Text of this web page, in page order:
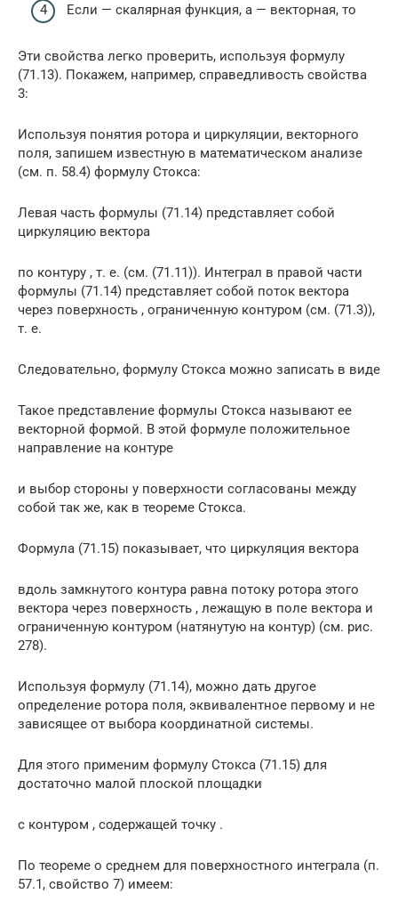
Если — скалярная функция, а — векторная, то
Эти свойства легко проверить, используя формулу
(71.13). Покажем, например, справедливость свойства
3:
Используя понятия ротора и циркуляции, векторного
поля, запишем известную в математическом анализе
(см. п. 58.4) формулу Стокса:
Левая часть формулы (71.14) представляет собой
циркуляцию вектора
по контуру , т. е. (см. (71.11)). Интеграл в правой части
формулы (71.14) представляет собой поток вектора
через поверхность , ограниченную контуром (см. (71.3)),
т. е.
Следовательно, формулу Стокса можно записать в виде
Такое представление формулы Стокса называют ее
векторной формой. В этой формуле положительное
направление на контуре
и выбор стороны у поверхности согласованы между
собой так же, как в теореме Стокса.
Формула (71.15) показывает, что циркуляция вектора
вдоль замкнутого контура равна потоку ротора этого
вектора через поверхность , лежащую в поле вектора и
ограниченную контуром (натянутую на контур) (см. рис.
278).
Используя формулу (71.14), можно дать другое
определение ротора поля, эквивалентное первому и не
зависящее от выбора координатной системы.
Для этого применим формулу Стокса (71.15) для
достаточно малой плоской площадки
с контуром , содержащей точку .
По теореме о среднем для поверхностного интеграла (п.
57.1, свойство 7) имеем: